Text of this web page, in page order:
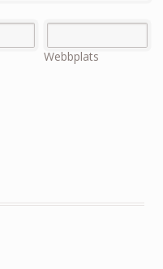
Webbplats